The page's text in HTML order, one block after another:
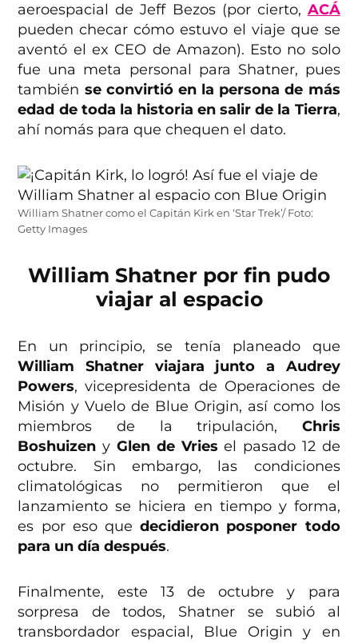
aeroespacial de Jeff Bezos (por cierto, ACÁ
pueden checar cómo estuvo el viaje que se
aventó el ex CEO de Amazon). Esto no solo
fue una meta personal para Shatner, pues
también se convirtió en la persona de más
edad de toda la historia en salir de la Tierra,
ahí nomás para que chequen el dato.
William Shatner como el Capitán Kirk en ‘Star Trek’/ Foto:
Getty Images
William Shatner por fin pudo
viajar al espacio
En un principio, se tenía planeado que
William Shatner viajara junto a Audrey
Powers, vicepresidenta de Operaciones de
Misión y Vuelo de Blue Origin, así como los
miembros de la tripulación, Chris
Boshuizen y Glen de Vries el pasado 12 de
octubre. Sin embargo, las condiciones
climatológicas no permitieron que el
lanzamiento se hiciera en tiempo y forma,
es por eso que decidieron posponer todo
para un día después.
Finalmente, este 13 de octubre y para
sorpresa de todos, Shatner se subió al
transbordador espacial, Blue Origin y en